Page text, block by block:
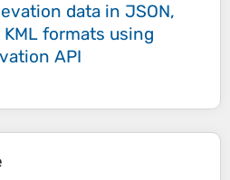
data in JSON,
KML formats using
API